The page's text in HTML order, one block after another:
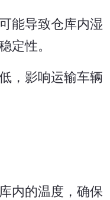
能导致仓库内湿
定性。
，影响运输车辆
内的温度，确保